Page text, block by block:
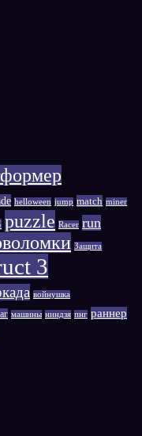
helloween jump match miner
puzzle Racer run
Защита
3
войнушка
машины ниндзя пнг раннер